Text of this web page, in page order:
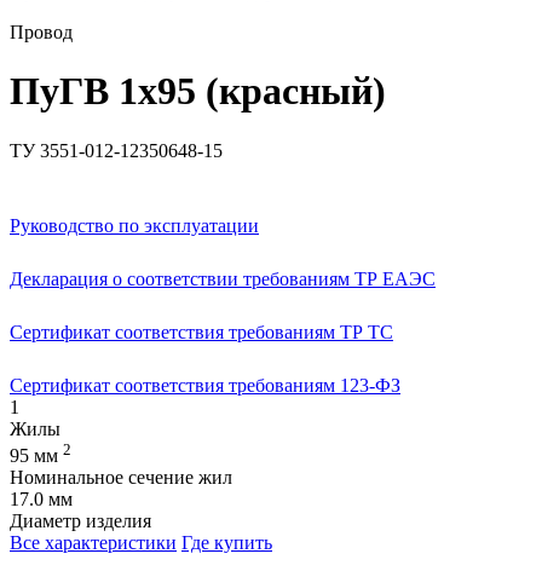
Провод
ПуГВ 1х95 (красный)
ТУ 3551-012-12350648-15
Руководство по эксплуатации
Декларация о соответствии требованиям ТР ЕАЭС
Сертификат соответствия требованиям ТР ТС
Сертификат соответствия требованиям 123-ФЗ
1
Жилы
95 мм 2
Номинальное сечение жил
17.0 мм
Диаметр изделия
Все характеристики Где купить